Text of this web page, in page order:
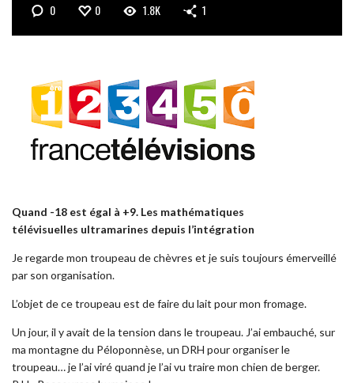
0 0 1.8K 1
Quand -18 est égal à +9. Les mathématiques
télévisuelles ultramarines depuis l’intégration
Je regarde mon troupeau de chèvres et je suis toujours émerveillé
par son organisation.
L’objet de ce troupeau est de faire du lait pour mon fromage.
Un jour, il y avait de la tension dans le troupeau. J’ai embauché, sur
ma montagne du Péloponnèse, un DRH pour organiser le
troupeau… je l’ai viré quand je l’ai vu traire mon chien de berger.